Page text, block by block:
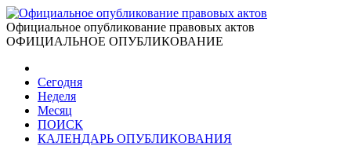
Официальное опубликование правовых актов
ОФИЦИАЛЬНОЕ ОПУБЛИКОВАНИЕ
Сегодня
Неделя
Месяц
ПОИСК
КАЛЕНДАРЬ ОПУБЛИКОВАНИЯ